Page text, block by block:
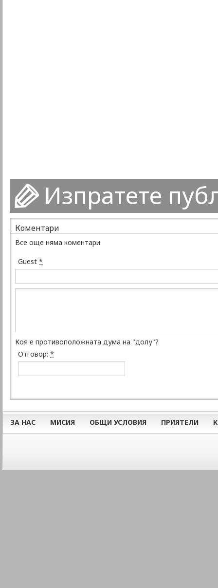
Изпратете
Коментари
Все още няма коментари
Guest *
Коя е противоположната дума на "долу"?
Отговор: *
ЗА НАС МИСИЯ ОБЩИ УСЛОВИЯ ПРИЯТЕЛИ